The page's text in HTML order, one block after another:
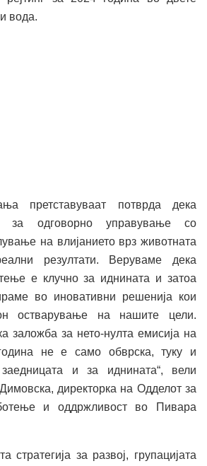
вода.
претставуваат потврда дека
за одговорно управување со
на влијанието врз животната
резултати. Веруваме дека
е клучно за иднината и затоа
во иновативни решенија кои
остварување на нашите цели.
заложба за нето-нулта емисија на
не е само обврска, туку и
и за иднината“, вели
директорка на Одделот за
и оддржливост во Пивара
стратегија за развој, групацијата